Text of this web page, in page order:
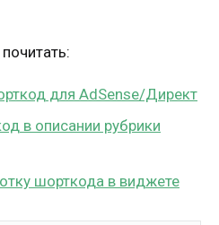
для AdSense/Директ
в описании рубрики
шорткода в виджете